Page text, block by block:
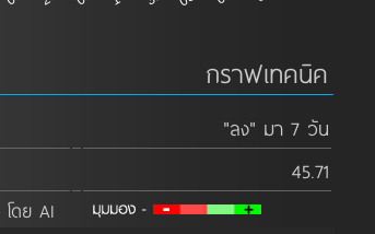
กราฟเทคนิค
"ลง" มา 7 วัน
45.71
ดย AI